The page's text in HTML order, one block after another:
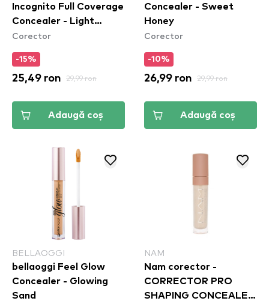
Incognito Full Coverage
Concealer - Light
Medium
Corector
-15%
25,49 ron 29,99 ron
Adaugă coș
Concealer - Sweet
Honey
Corector
-10%
26,99 ron 29,99 ron
Adaugă coș
BELLAOGGI
bellaoggi Feel Glow
Concealer - Glowing
Sand
NAM
Nam corector -
CORRECTOR PRO
SHAPING CONCEALER